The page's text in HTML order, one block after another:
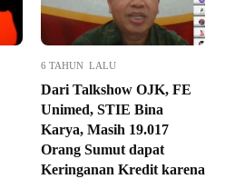
6 TAHUN LALU
Dari Talkshow OJK, FE
Unimed, STIE Bina
Karya, Masih 19.017
Orang Sumut dapat
Keringanan Kredit karena